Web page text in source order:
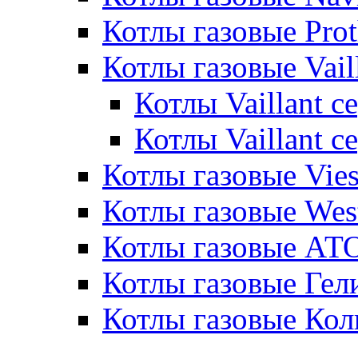
Котлы газовые
Котлы газовые
Котлы Vaillant
Котлы Vaillant
Котлы газовые
Котлы газовые
Котлы газовые
Котлы газовые
Котлы газовые